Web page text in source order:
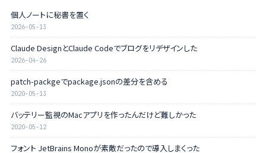
個人ノートに秘書を置く
2026-05-13
Claude DesignとClaude Codeでブログをリデザインした
2026-04-26
patch-packgeでpackage.jsonの差分を含める
2020-05-13
バッテリー監視のMacアプリを作ったんだけど難しかった
2020-05-12
フォント JetBrains Monoが素敵だったので導入しまくった